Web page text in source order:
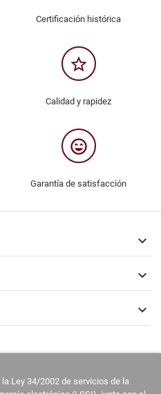
Certificación histórica
star_border
Calidad y rapidez
sentiment_very_satisfied
Garantía de satisfacción



Ley 34/2002 de servicios de la